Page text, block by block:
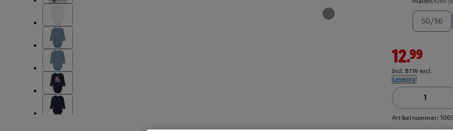
50/56
12.99
Incl. BTW excl.
Levering
Artikelnummer: